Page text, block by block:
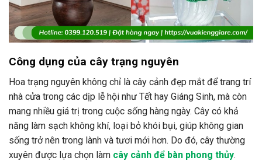
Công dụng của cây trạng nguyên
Hoa trạng nguyên không chỉ là cây cảnh đẹp mắt để trang trí
nhà cửa trong các dịp lễ hội như Tết hay Giáng Sinh, mà còn
mang nhiều giá trị trong cuộc sống hàng ngày. Cây có khả
năng làm sạch không khí, loại bỏ khói bụi, giúp không gian
sống trở nên trong lành và tươi mới hơn. Do đó, cây thường
xuyên được lựa chọn làm cây cảnh để bàn phong thủy.